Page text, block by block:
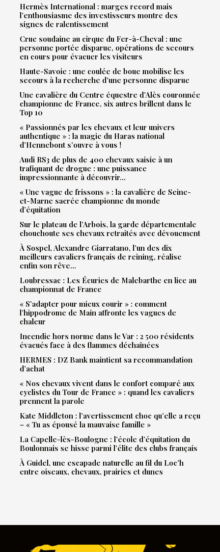
Hermès International : marges record mais
l’enthousiasme des investisseurs montre des
signes de ralentissement
Crue soudaine au cirque du Fer-à-Cheval : une
personne portée disparue, opérations de secours
en cours pour évacuer les visiteurs
Haute-Savoie : une coulée de boue mobilise les
secours à la recherche d’une personne disparue
Une cavalière du Centre équestre d’Alès couronnée
championne de France, six autres brillent dans le
Top 10
« Passionnés par les chevaux et leur univers
authentique » : la magie du Haras national
d’Hennebont s’ouvre à vous !
Audi RS3 de plus de 400 chevaux saisie à un
trafiquant de drogue : une puissance
impressionnante à découvrir…
« Une vague de frissons » : la cavalière de Seine-
et-Marne sacrée championne du monde
d’équitation
Sur le plateau de l’Arbois, la garde départementale
chouchoute ses chevaux retraités avec dévouement
À Sospel, Alexandre Giarratano, l’un des dix
meilleurs cavaliers français de reining, réalise
enfin son rêve…
Loubressac : Les Écuries de Malebarthe en lice au
championnat de France
« S’adapter pour mieux courir » : comment
l’hippodrome de Main affronte les vagues de
chaleur
Incendie hors norme dans le Var : 2 500 résidents
évacués face à des flammes déchaînées
HERMES : DZ Bank maintient sa recommandation
d’achat
« Nos chevaux vivent dans le confort comparé aux
cyclistes du Tour de France » : quand les cavaliers
prennent la parole
Kate Middleton : l’avertissement choc qu’elle a reçu
– « Tu as épousé la mauvaise famille »
La Capelle-lès-Boulogne : l’école d’équitation du
Boulonnais se hisse parmi l’élite des clubs français
À Guidel, une escapade naturelle au fil du Loc’h
entre oiseaux, chevaux, prairies et dunes